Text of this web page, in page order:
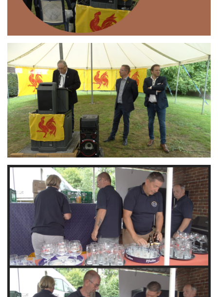
Branding
ARMCHAIR
Branding
ARMCHAIR